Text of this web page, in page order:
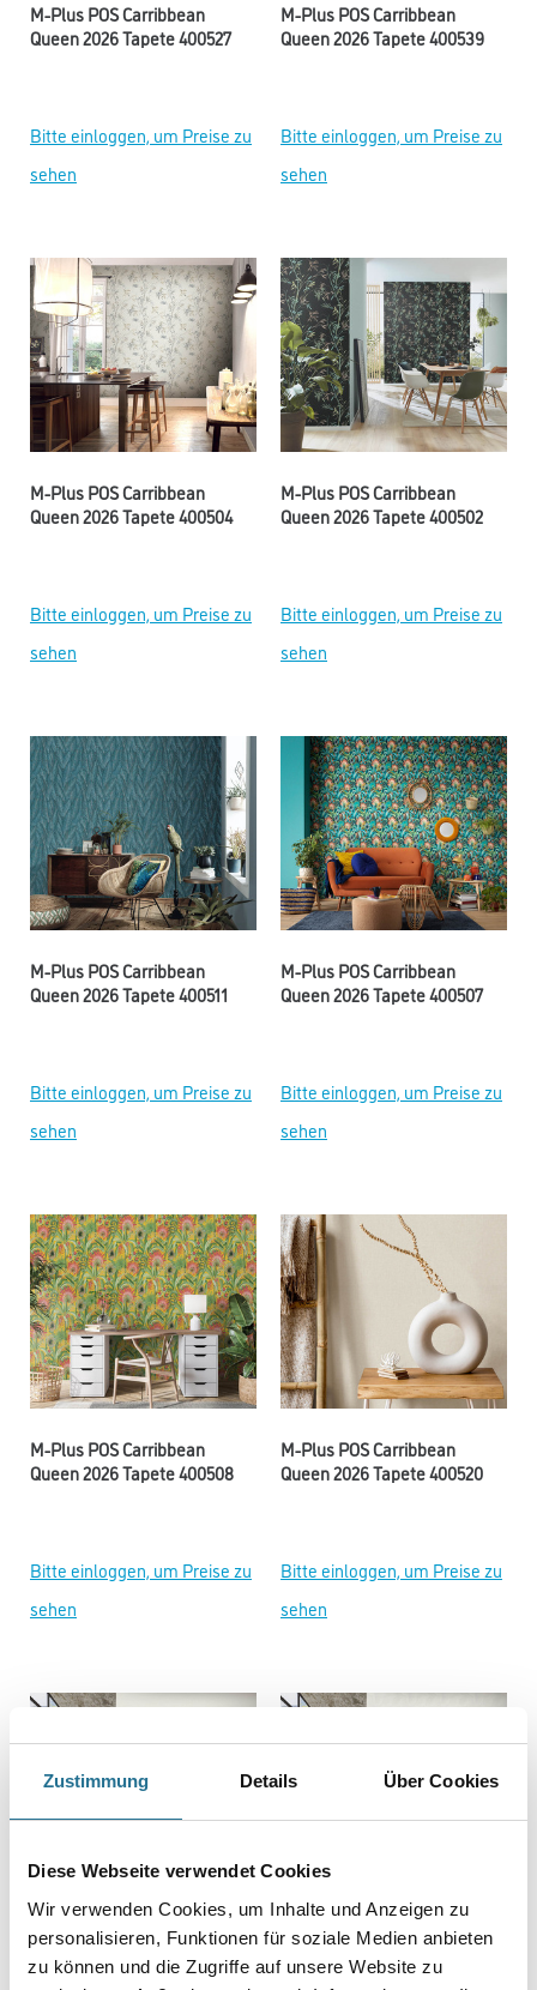
Zustimmung Details Über Cookies
Diese Webseite verwendet Cookies
Wir verwenden Cookies, um Inhalte und Anzeigen zu
personalisieren, Funktionen für soziale Medien anbieten
zu können und die Zugriffe auf unsere Website zu
M-Plus POS Carribbean
Queen 2026 Tapete 400527
Bitte einloggen, um Preise zu
sehen
M-Plus POS Carribbean
Queen 2026 Tapete 400539
Bitte einloggen, um Preise zu
sehen
M-Plus POS Carribbean
Queen 2026 Tapete 400504
Bitte einloggen, um Preise zu
sehen
M-Plus POS Carribbean
Queen 2026 Tapete 400502
Bitte einloggen, um Preise zu
sehen
M-Plus POS Carribbean
Queen 2026 Tapete 400511
Bitte einloggen, um Preise zu
sehen
M-Plus POS Carribbean
Queen 2026 Tapete 400507
Bitte einloggen, um Preise zu
sehen
M-Plus POS Carribbean
Queen 2026 Tapete 400508
Bitte einloggen, um Preise zu
sehen
M-Plus POS Carribbean
Queen 2026 Tapete 400520
Bitte einloggen, um Preise zu
sehen
M-Plus POS Carribbean
Queen 2026 Tapete 400519
M-Plus POS Carribbean
Queen 2026 Tapete 400517